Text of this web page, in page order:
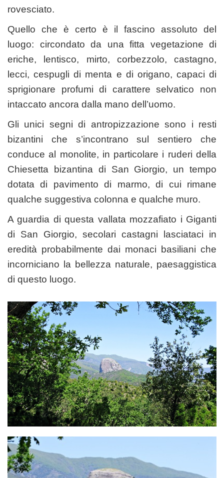
rovesciato.
Quello che è certo è il fascino assoluto del
luogo: circondato da una fitta vegetazione di
eriche, lentisco, mirto, corbezzolo, castagno,
lecci, cespugli di menta e di origano, capaci di
sprigionare profumi di carattere selvatico non
intaccato ancora dalla mano dell’uomo.
Gli unici segni di antropizzazione sono i resti
bizantini che s’incontrano sul sentiero che
conduce al monolite, in particolare i ruderi della
Chiesetta bizantina di San Giorgio, un tempo
dotata di pavimento di marmo, di cui rimane
qualche suggestiva colonna e qualche muro.
A guardia di questa vallata mozzafiato i Giganti
di San Giorgio, secolari castagni lasciataci in
eredità probabilmente dai monaci basiliani che
incorniciano la bellezza naturale, paesaggistica
di questo luogo.